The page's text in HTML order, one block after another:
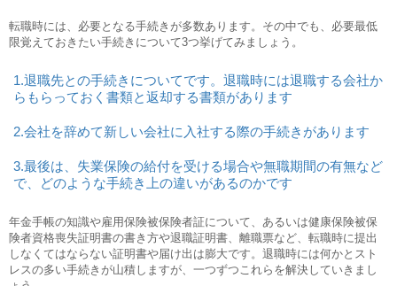
転職時には、必要となる手続きが多数あります。その中でも、必要最低
限覚えておきたい手続きについて3つ挙げてみましょう。
1.退職先との手続きについてです。退職時には退職する会社か
らもらっておく書類と返却する書類があります
2.会社を辞めて新しい会社に入社する際の手続きがあります
3.最後は、失業保険の給付を受ける場合や無職期間の有無など
で、どのような手続き上の違いがあるのかです
年金手帳の知識や雇用保険被保険者証について、あるいは健康保険被保
険者資格喪失証明書の書き方や退職証明書、離職票など、転職時に提出
しなくてはならない証明書や届け出は膨大です。退職時には何かとスト
レスの多い手続きが山積しますが、一つずつこれらを解決していきまし